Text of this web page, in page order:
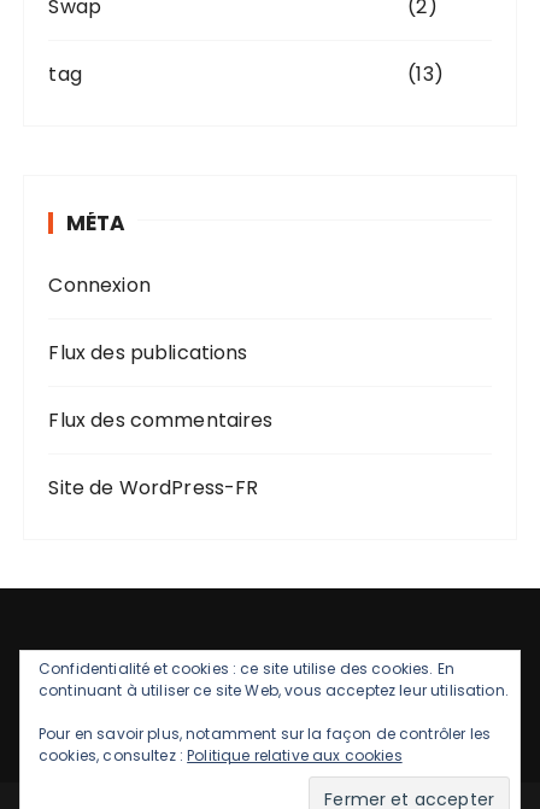
Swap (2)
tag (13)
MÉTA
Connexion
Flux des publications
Flux des commentaires
Site de WordPress-FR
Confidentialité et cookies : ce site utilise des cookies. En
continuant à utiliser ce site Web, vous acceptez leur utilisation.
Pour en savoir plus, notamment sur la façon de contrôler les
cookies, consultez :Politique relative aux cookies